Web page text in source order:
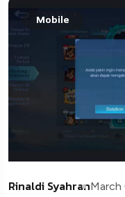
Mobile
Rinaldi SyahranMarch